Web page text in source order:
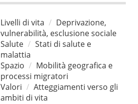
Livelli di vita
Deprivazione,
vulnerabilità, esclusione sociale
Salute
Stati di salute e
malattia
Spazio
Mobilità geografica e
processi migratori
Valori
Atteggiamenti verso gli
ambiti di vita